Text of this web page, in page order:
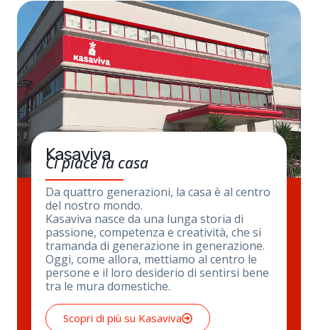
Kasaviva
Ci piace la casa
Da quattro generazioni, la casa è al centro
del nostro mondo.
Kasaviva nasce da una lunga storia di
passione, competenza e creatività, che si
tramanda di generazione in generazione.
Oggi, come allora, mettiamo al centro le
persone e il loro desiderio di sentirsi bene
tra le mura domestiche.
Scopri di più su Kasaviva